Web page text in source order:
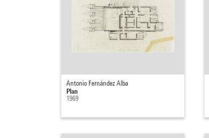
Antonio Fernández Alba
Plan
1969